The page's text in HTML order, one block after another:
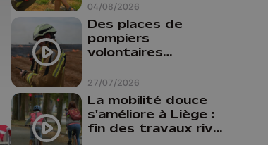
04/08/2026
comme prof que
comme
pharmacienne"
27/07/2026
Des places de
pompiers
volontaires
province de Liège :
"Un citoyen qui
n'est formé ne
peut pas nous
aider"
La mobilité douce
s'améliore à Liège :
fin des travaux rive